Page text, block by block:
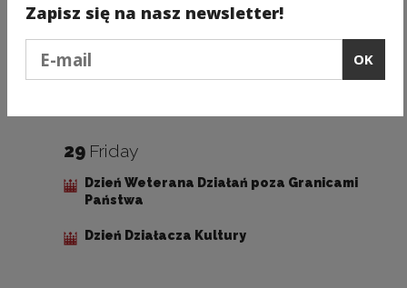
26Tuesday
Dzień Matki
29 Friday
Dzień Weterana Działań poza Granicami
Państwa
Dzień Działacza Kultury
Zapisz się na nasz newsletter!
OK